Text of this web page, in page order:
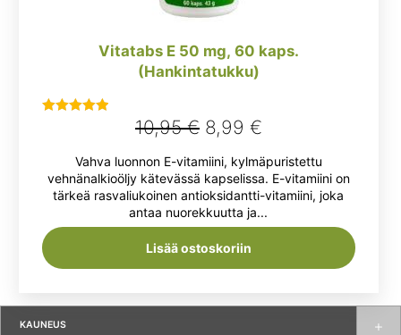
KAUNEUS
Vitatabs E 50 mg, 60 kaps.
(Hankintatukku)
5.00/ 5
10,95€ Alkuperäinen
hinta
oli:
10,95 €.
8,99 €Nykyinen
hinta
on:
8,99 €.
Vahva luonnon E-vitamiini, kylmäpuristettu
vehnänalkioöljy kätevässä kapselissa. E-vitamiini on
tärkeä rasvaliukoinen antioksidantti-vitamiini, joka
antaa nuorekkuutta ja...
Lisää ostoskoriin